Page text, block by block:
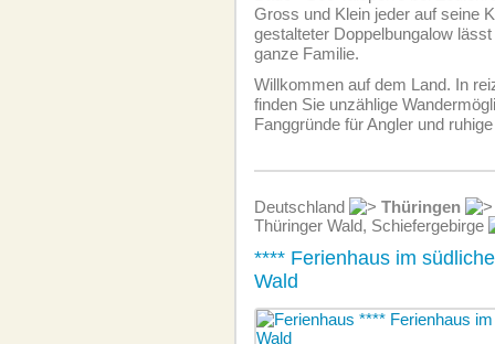
Gross und Klein jeder auf seine
gestalteter Doppelbungalow
ganze Familie.
Willkommen auf dem Land. In
finden Sie unzählige
Fanggründe für Angler und
Deutschland
Thüringen
Thüringer Wald, Schiefergebirge
**** Ferienhaus im
Wald